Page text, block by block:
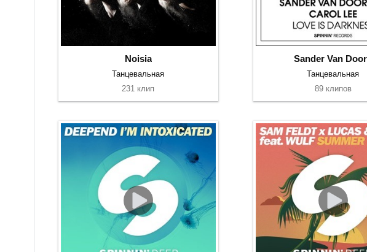
Noisia
Танцевальная
231 клип
Sander Van
Танцевальная
89 клипов